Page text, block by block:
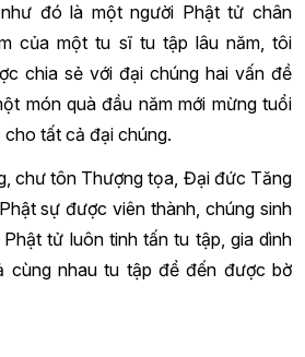
đó là một người Phật tử chân
của một tu sĩ tu tập lâu năm, tôi
chia sẻ với đại chúng hai vấn đề
món quà đầu năm mới mừng tuổi
tất cả đại chúng.
chư tôn Thượng tọa, Đại đức Tăng
sự được viên thành, chúng sinh
tử luôn tinh tấn tu tập, gia dình
cùng nhau tu tập để đến được bờ